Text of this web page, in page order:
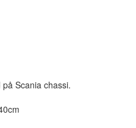
Scania chassi.